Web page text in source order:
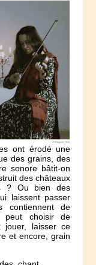
ont érodé une
des grains, des
sonore bâtit-on
des châteaux
? Ou bien des
laissent passer
contiennent de
choisir de
jouer, laisser ce
et encore, grain